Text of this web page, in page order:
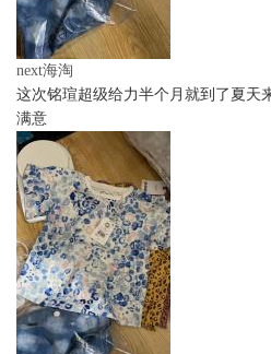
next海淘
这次铭瑄超级给力半个月就到了夏天
满意